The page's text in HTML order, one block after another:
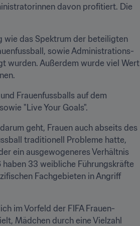
davon profitiert. Die
wie das Spektrum der beteiligten
sowie Administrations-
wurden. Außerdem wurde viel Wert
Frauenfussballs auf dem
"Live Your Goals".
geht, Frauen auch abseits des
traditionell Probleme hatte,
ein ausgewogeneres Verhältnis
haben 33 weibliche Führungskräfte
Fachgebieten in Angriff
im Vorfeld der FIFA Frauen-
Mädchen durch eine Vielzahl